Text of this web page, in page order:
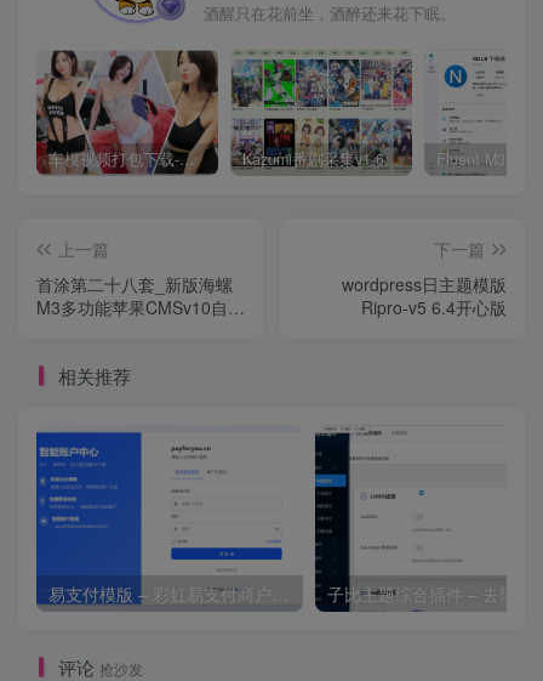
酒醒只在花前坐，酒醉还来花下眠。
车模视频打包下载-高清无水印版 Kazumi番剧采集v1.6.9：支持自定义规则+在线观看+弹幕，跨平台下载
上一篇
首涂第二十八套_新版海螺
M3多功能苹果CMSv10自适
下一篇
wordpress日主题模版
Ripro-v5 6.4开心版
相关推荐
子比主题综合插件 – 去除授
评论 抢沙发